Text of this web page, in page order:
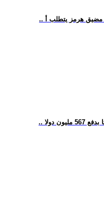
مضيق هرمز يتطلب أ
دولا